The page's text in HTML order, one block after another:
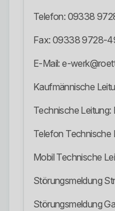
Telefon: 09338
Fax: 09338 9728-
E-Mail: e-
Kaufmännische
Technische Leitung:
Telefon Technische
Mobil Technische
Störungsmeldung
Störungsmeldung